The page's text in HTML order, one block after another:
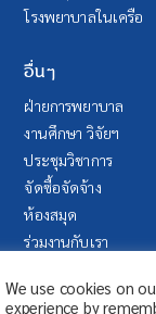
โรงพยาบาลในเครือ
อื่นๆ
ฝ่ายการพยาบาล
งานศึกษา วิจัยฯ
ประชุมวิชาการ
จัดซื้อจัดจ้าง
ห้องสมุด
ร่วมงานกับเรา
ระบบลา (SAP Fiori)
We use cookies on
experience by